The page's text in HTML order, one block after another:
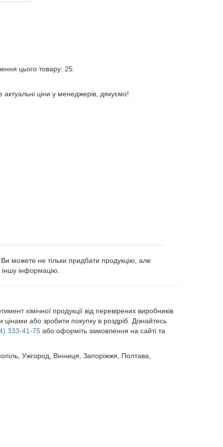
цього товару: 25.
актуальні ціни у менеджерів, дякуємо!
можете не тільки придбати продукцію, але
інформацію.
хімічної продукції від перевірених виробників
або зробити покупку в роздріб. Дізнайтесь
333-41-75 або оформіть замовлення на сайті та
Ужгород, Вінниця, Запоріжжя, Полтава,